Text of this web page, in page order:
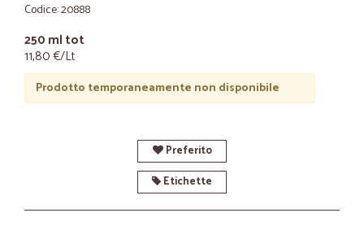
Codice: 20888
250 ml tot
11,80 €/Lt
Prodotto temporaneamente non disponibile
Preferito
Etichette